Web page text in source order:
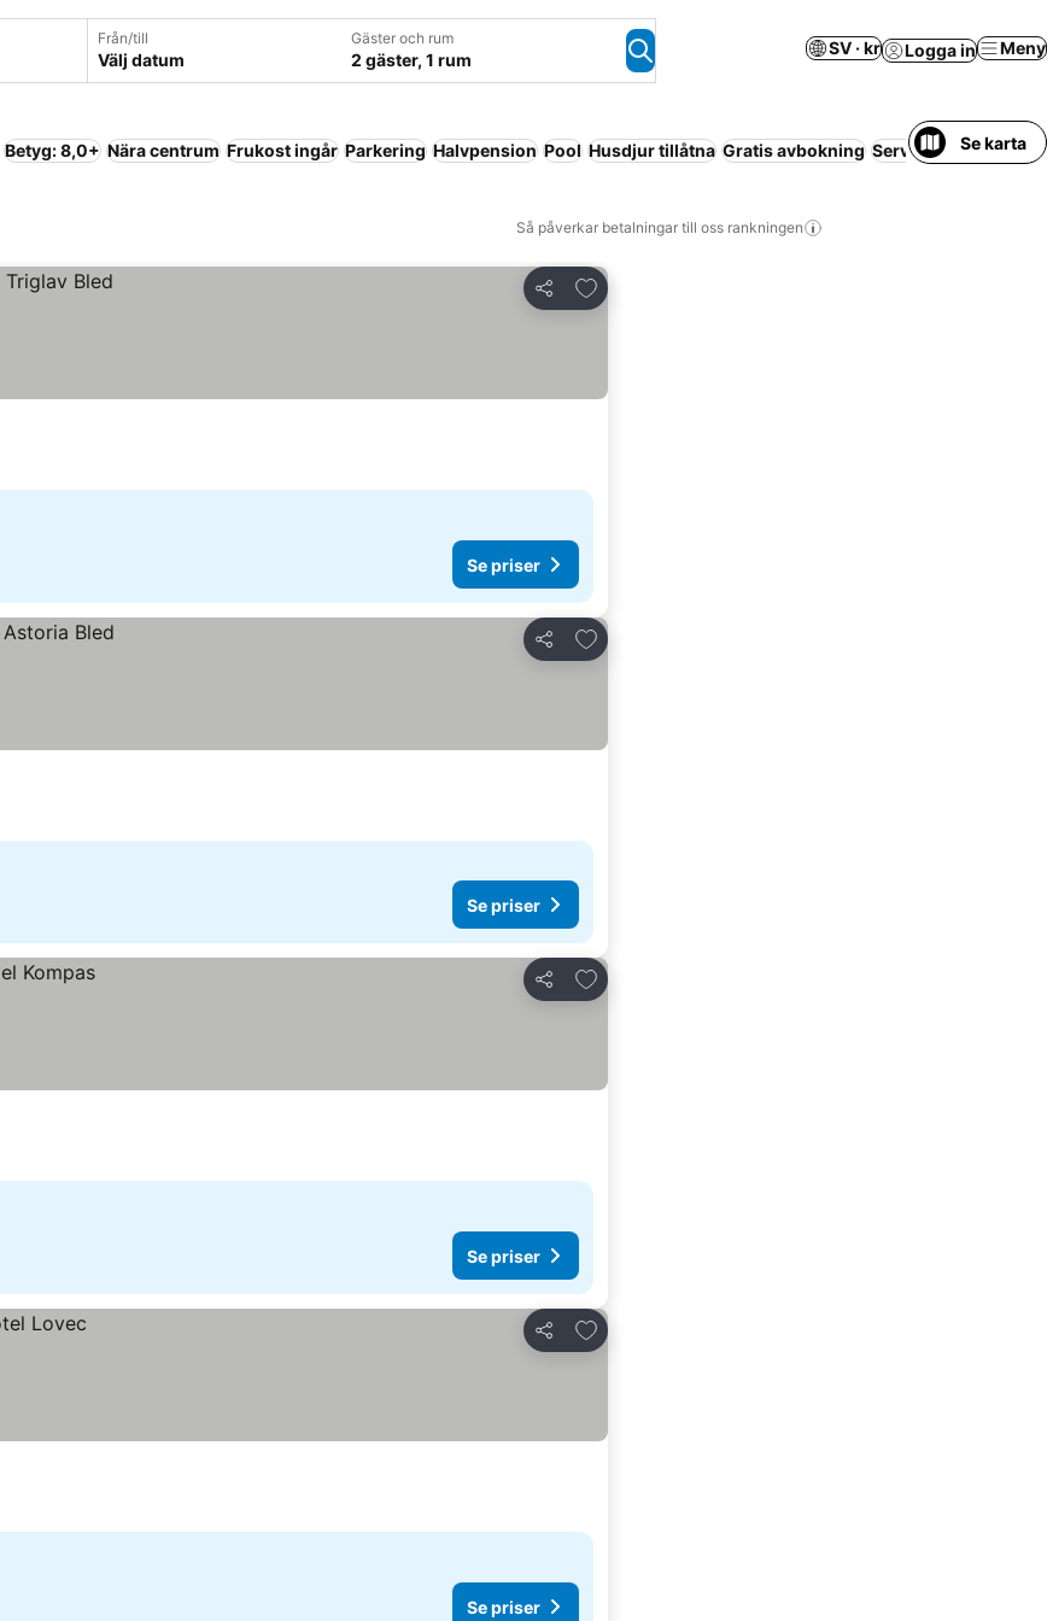
Från/till
Välj datum
Gäster och rum
2 gäster, 1 rum
SV · kr Logga in Meny
Betyg: 8,0+ Nära centrum Frukost ingår Parkering Halvpension Pool Husdjur tillåtna Gratis avbokning Servicelägenhet
Se karta
Så påverkar betalningar till oss rankningen
Dela
Lägg till i Mina Favoriter
Se priser
Dela
Lägg till i Mina Favoriter
Se priser
Dela
Lägg till i Mina Favoriter
Se priser
Dela
Lägg till i Mina Favoriter
Se priser